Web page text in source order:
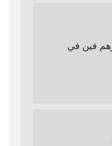
اغيرهم فين في